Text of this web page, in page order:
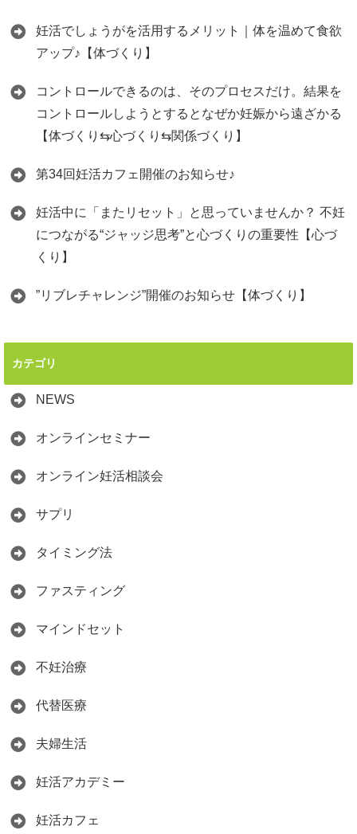
妊活でしょうがを活用するメリット｜体を温めて食欲
アップ♪【体づくり】
コントロールできるのは、そのプロセスだけ。結果を
コントロールしようとするとなぜか妊娠から遠ざかる
【体づくり⇆心づくり⇆関係づくり】
第34回妊活カフェ開催のお知らせ♪
妊活中に「またリセット」と思っていませんか？ 不妊
につながる“ジャッジ思考”と心づくりの重要性【心づ
くり】
”リブレチャレンジ”開催のお知らせ【体づくり】
カテゴリ
NEWS
オンラインセミナー
オンライン妊活相談会
サプリ
タイミング法
ファスティング
マインドセット
不妊治療
代替医療
夫婦生活
妊活アカデミー
妊活カフェ